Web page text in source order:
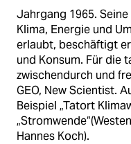
Jahrgang 1965.
Klima, Energie und
erlaubt, beschäftigt
und Konsum. Für die
zwischendurch und
GEO, New Scientist.
Beispiel „Tatort
Hannes Koch).